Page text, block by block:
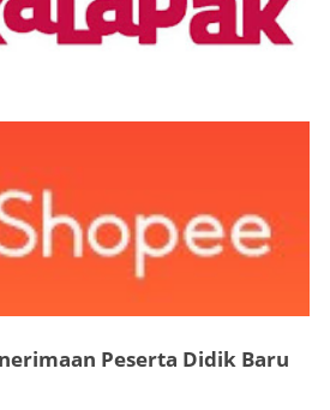
Peserta Didik Baru